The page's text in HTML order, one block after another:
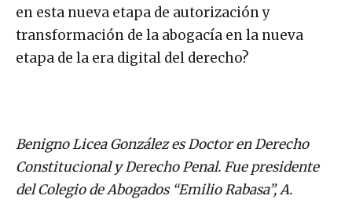
en esta nueva etapa de autorización y
transformación de la abogacía en la nueva
etapa de la era digital del derecho?
Benigno Licea González es Doctor en Derecho
Constitucional y Derecho Penal. Fue presidente
del Colegio de Abogados “Emilio Rabasa”, A.